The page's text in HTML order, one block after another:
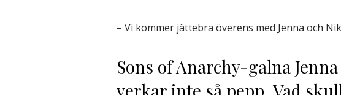
– Vi kommer jättebra överens med Jenna och
Sons of Anarchy-galna Jenna
verkar inte så pepp. Vad